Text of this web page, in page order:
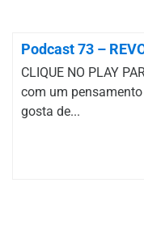
Podcast 73 –
CLIQUE NO PLAY
com um
gosta de...